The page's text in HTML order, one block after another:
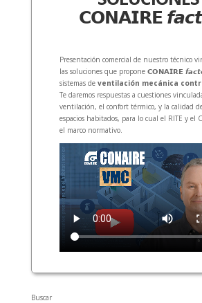
𝗖𝗢𝗡𝗔𝗜𝗥𝗘
Presentación comercial de nuestro técnico
las soluciones que propone 𝗖𝗢𝗡𝗔𝗜𝗥𝗘
sistemas de ventilación mecánica
Te daremos respuestas a cuestiones
ventilación, el confort térmico, y la calidad
espacios habitados, para lo cual el RITE y el
el marco normativo.
Buscar